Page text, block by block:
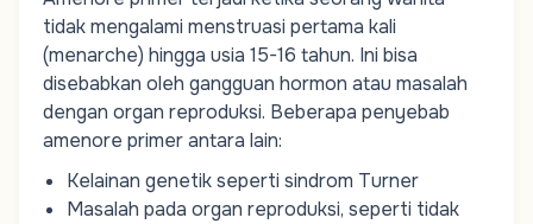
tidak mengalami menstruasi pertama kali
(menarche) hingga usia 15-16 tahun. Ini bisa
disebabkan oleh gangguan hormon atau masalah
dengan organ reproduksi. Beberapa penyebab
amenore primer antara lain:
Kelainan genetik seperti sindrom Turner
Masalah pada organ reproduksi, seperti tidak